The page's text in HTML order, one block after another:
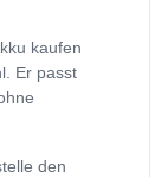
kaufen
Er passt
den